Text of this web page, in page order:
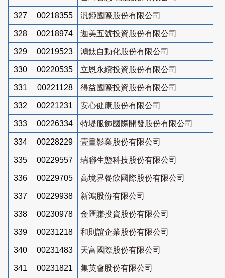
327 00218355 汎錏國際股份有限公司
328 00218974 迦美五號投資股份有限公司
329 00219523 鴻鈦自動化股份有限公司
330 00220535 立恩永續投資股份有限公司
331 00221128 得益國際投資股份有限公司
332 00221231 安心健康股份有限公司
333 00226334 特堤服飾國際開發股份有限公司
334 00228229 壹畫影業股份有限公司
335 00229557 瑞聯生態科技股份有限公司
336 00229705 高境界餐飲國際股份有限公司
337 00229938 新鴻股份有限公司
338 00230978 金匯賺投資股份有限公司
339 00231218 和則誼企業股份有限公司
340 00231483 天富國際股份有限公司
341 00231821 集英會股份有限公司